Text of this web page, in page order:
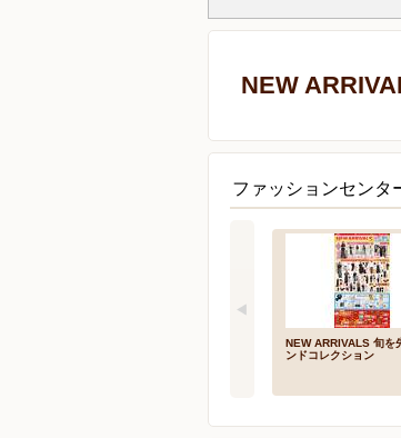
NEW
ファッションセン
NEW ARRIVALS 旬を
ンドコレクション